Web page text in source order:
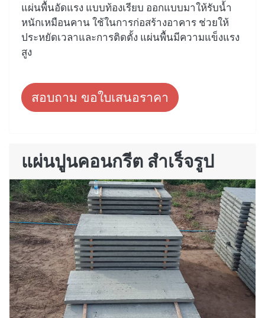
แผ่นพื้นอัดแรง แบบท้องเรียบ ออกแบบมาให้รับน้ำ
หนักเหมือนคาน ใช้ในการก่อสร้างอาคาร ช่วยให้
ประหยัดเวลาและการติดตั้ง แผ่นพื้นมีความแข็งแรง
สูง
สอบถาม ขอใบเสนอราคา
แผ่นปูนคอนกรีต สำเร็จรูป